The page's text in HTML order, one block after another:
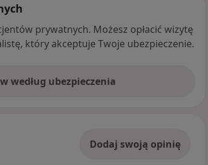
prywatnych. Możesz opłacić wizytę
który akceptuje Twoje ubezpieczenie.
według ubezpieczenia
Dodaj swoją opinię